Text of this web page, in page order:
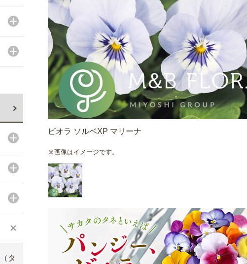
タ
ビオラ ソルベXP マリーナ
※画像はイメージです。